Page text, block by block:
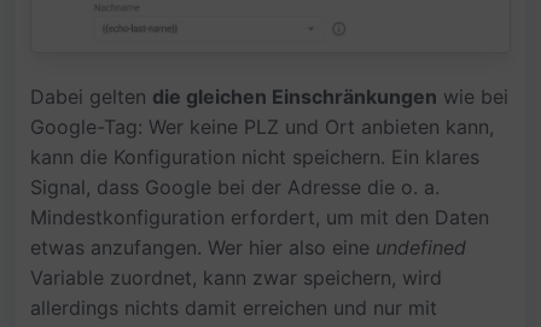
Dabei gelten die gleichen Einschränkungen wie bei
Google-Tag: Wer keine PLZ und Ort anbieten kann,
kann die Konfiguration nicht speichern. Ein klares
Signal, dass Google bei der Adresse die o. a.
Mindestkonfiguration erfordert, um mit den Daten
etwas anzufangen. Wer hier also eine undefined
Variable zuordnet, kann zwar speichern, wird
allerdings nichts damit erreichen und nur mit